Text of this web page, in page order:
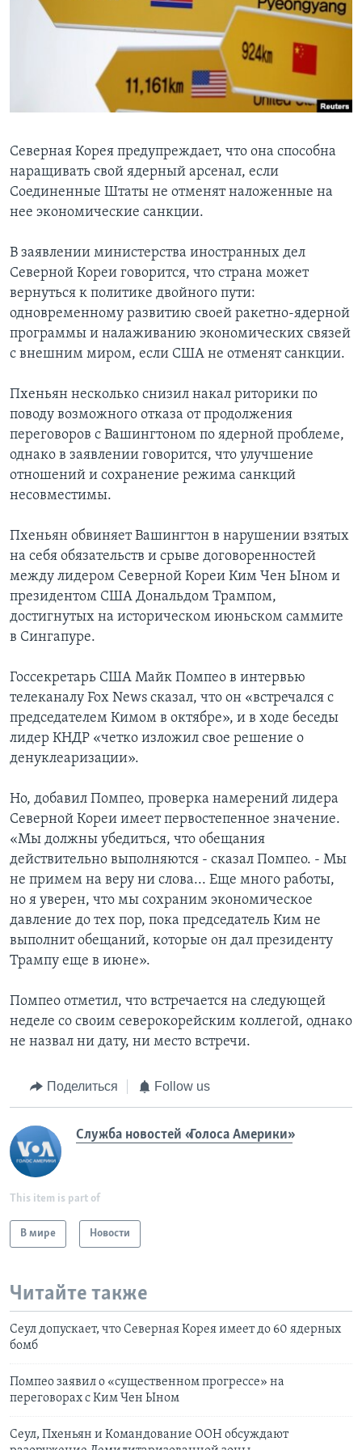
Learning English
СОЦИАЛЬНЫЕ СЕТИ
Языки
Северная Корея предупреждает, что она способна
наращивать свой ядерный арсенал, если
Соединенные Штаты не отменят наложенные на
нее экономические санкции.
В заявлении министерства иностранных дел
Северной Кореи говорится, что страна может
вернуться к политике двойного пути:
одновременному развитию своей ракетно-ядерной
программы и налаживанию экономических связей
с внешним миром, если США не отменят санкции.
Пхеньян несколько снизил накал риторики по
поводу возможного отказа от продолжения
переговоров с Вашингтоном по ядерной проблеме,
однако в заявлении говорится, что улучшение
отношений и сохранение режима санкций
несовместимы.
Пхеньян обвиняет Вашингтон в нарушении взятых
на себя обязательств и срыве договоренностей
между лидером Северной Кореи Ким Чен Ыном и
президентом США Дональдом Трампом,
достигнутых на историческом июньском саммите
в Сингапуре.
Госсекретарь США Майк Помпео в интервью
телеканалу Fox News сказал, что он «встречался с
председателем Кимом в октябре», и в ходе беседы
лидер КНДР «четко изложил свое решение о
денуклеаризации».
Но, добавил Помпео, проверка намерений лидера
Северной Кореи имеет первостепенное значение.
«Мы должны убедиться, что обещания
действительно выполняются - сказал Помпео. - Мы
не примем на веру ни слова... Еще много работы,
но я уверен, что мы сохраним экономическое
давление до тех пор, пока председатель Ким не
выполнит обещаний, которые он дал президенту
Трампу еще в июне».
Помпео отметил, что встречается на следующей
неделе со своим северокорейским коллегой, однако
не назвал ни дату, ни место встречи.
Поделиться Follow us
Служба новостей «Голоса Америки»
This item is part of
В мире Новости
Читайте также
Сеул допускает, что Северная Корея имеет до 60 ядерных
бомб
Помпео заявил о «существенном прогрессе» на
переговорах с Ким Чен Ыном
Сеул, Пхеньян и Командование ООН обсуждают